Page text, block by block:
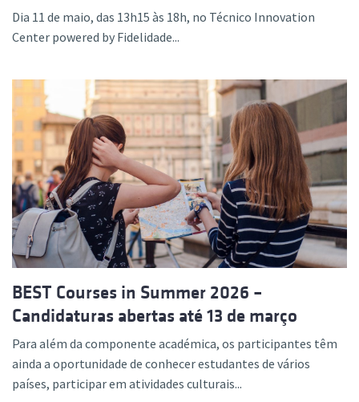
Dia 11 de maio, das 13h15 às 18h, no Técnico Innovation
Center powered by Fidelidade...
BEST Courses in Summer 2026 –
Candidaturas abertas até 13 de março
Para além da componente académica, os participantes têm
ainda a oportunidade de conhecer estudantes de vários
países, participar em atividades culturais...